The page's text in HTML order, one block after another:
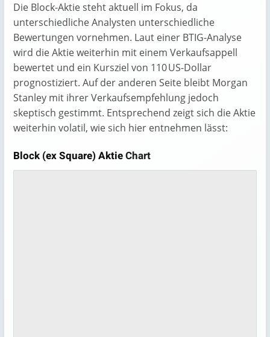
Die Block-Aktie steht aktuell im Fokus, da
unterschiedliche Analysten unterschiedliche
Bewertungen vornehmen. Laut einer BTIG-Analyse
wird die Aktie weiterhin mit einem Verkaufsappell
bewertet und ein Kursziel von 110 US-Dollar
prognostiziert. Auf der anderen Seite bleibt Morgan
Stanley mit ihrer Verkaufsempfehlung jedoch
skeptisch gestimmt. Entsprechend zeigt sich die Aktie
weiterhin volatil, wie sich hier entnehmen lässt:
Block (ex Square) AktieChart